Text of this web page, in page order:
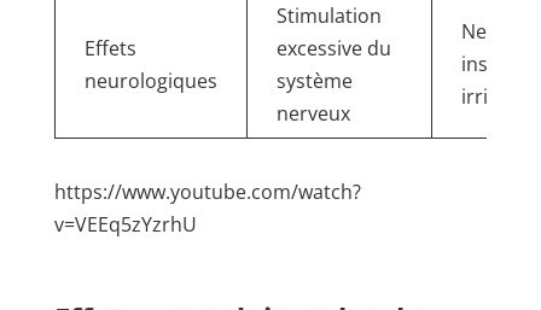
Effets
neurologiques
Stimulation
excessive du
système
nerveux
https://www.youtube.com/watch?
v=VEEq5zYzrhU